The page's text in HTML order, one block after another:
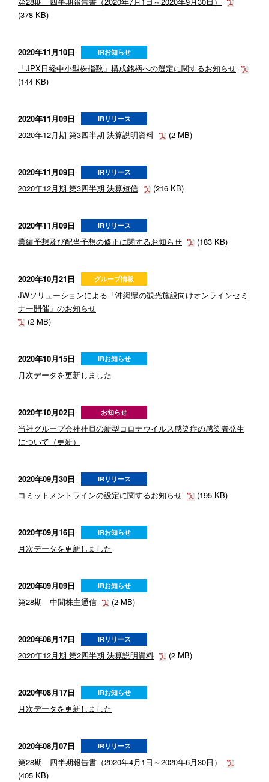
(378 KB)
2020年11月10日 IRお知らせ
「JPX日経中小型株指数」構成銘柄への選定に関するお知らせ
(144 KB)
2020年11月09日 IRリリース
2020年12月期 第3四半期 決算説明資料 (2 MB)
2020年11月09日 IRリリース
2020年12月期 第3四半期 決算短信 (216 KB)
2020年11月09日 IRリリース
業績予想及び配当予想の修正に関するお知らせ (183 KB)
2020年10月21日 グループ情報
JWソリューションによる「沖縄県の観光施設向けオンラインセミ
ナー開催」のお知らせ
(2 MB)
2020年10月15日 IRお知らせ
月次データを更新しました
2020年10月02日 お知らせ
当社グループ会社社員の新型コロナウイルス感染症の感染者発生
について（更新）
2020年09月30日 IRリリース
コミットメントラインの設定に関するお知らせ (195 KB)
2020年09月16日 IRお知らせ
月次データを更新しました
2020年09月09日 IRお知らせ
第28期 中間株主通信 (2 MB)
2020年08月17日 IRリリース
2020年12月期 第2四半期 決算説明資料 (2 MB)
2020年08月17日 IRお知らせ
月次データを更新しました
2020年08月07日 IRリリース
第28期 四半期報告書（2020年4月1日～2020年6月30日）
(405 KB)